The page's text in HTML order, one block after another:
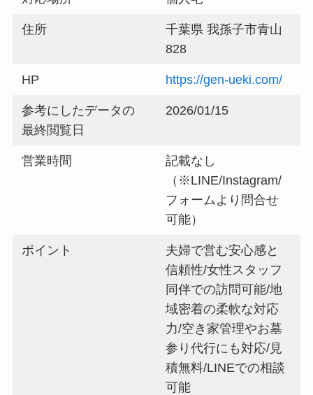
住所
千葉県 我孫子市青山
828
HP https://gen-ueki.com/
参考にしたデータの
最終閲覧日
2026/01/15
営業時間
記載なし
（※LINE/Instagram/
フォームより問合せ
可能）
ポイント
夫婦で営む安心感と
信頼性/女性スタッフ
同伴での訪問可能/地
域密着の柔軟な対応
力/空き家管理やお墓
参り代行にも対応/見
積無料/LINEでの相談
可能